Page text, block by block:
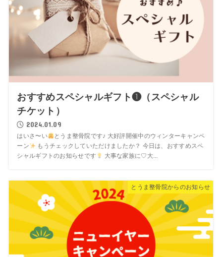
おすすめスペシャルギフト❶（スペシャル
チケット）
2024.01.09
はいさ〜い
とうま整骨院です♪ 大好評開催中のウィンターキャンペ
ーン
もうチェックしていただけましたか？ 今日は、おすすめスペ
シャルギフトのお知らせです
大事な家族に♡大...
とうま整骨院からのお知らせ